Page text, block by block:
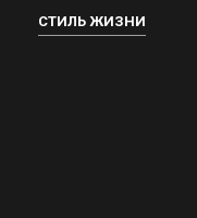
СТИЛЬ ЖИЗНИ